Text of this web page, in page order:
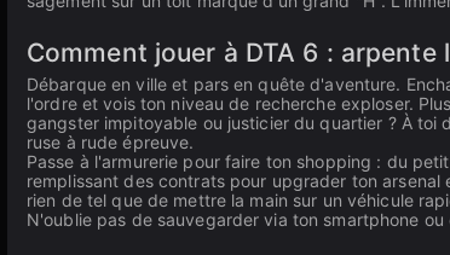
Comment jouer à DTA 6 : arpente
Débarque en ville et pars en quête d'aventure.
l'ordre et vois ton niveau de recherche exploser.
gangster impitoyable ou justicier du quartier ? À toi
ruse à rude épreuve.
Passe à l'armurerie pour faire ton shopping : du
remplissant des contrats pour upgrader ton
rien de tel que de mettre la main sur un véhicule
N'oublie pas de sauvegarder via ton smartphone